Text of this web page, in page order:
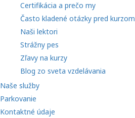
Certifikácia a prečo my
Často kladené otázky pred kurzom
Naši lektori
Strážny pes
Zľavy na kurzy
Blog zo sveta vzdelávania
Naše služby
Parkovanie
Kontaktné údaje